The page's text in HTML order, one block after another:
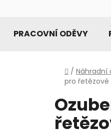
PRACOVNÍ ODĚVY
Domů
/ Náhradní
pro řetězové